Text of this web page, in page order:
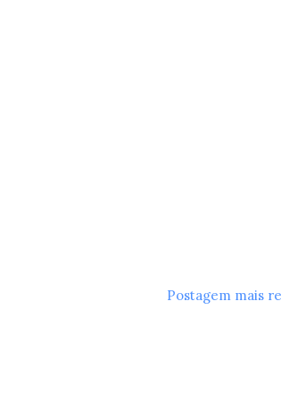
Postagem mais